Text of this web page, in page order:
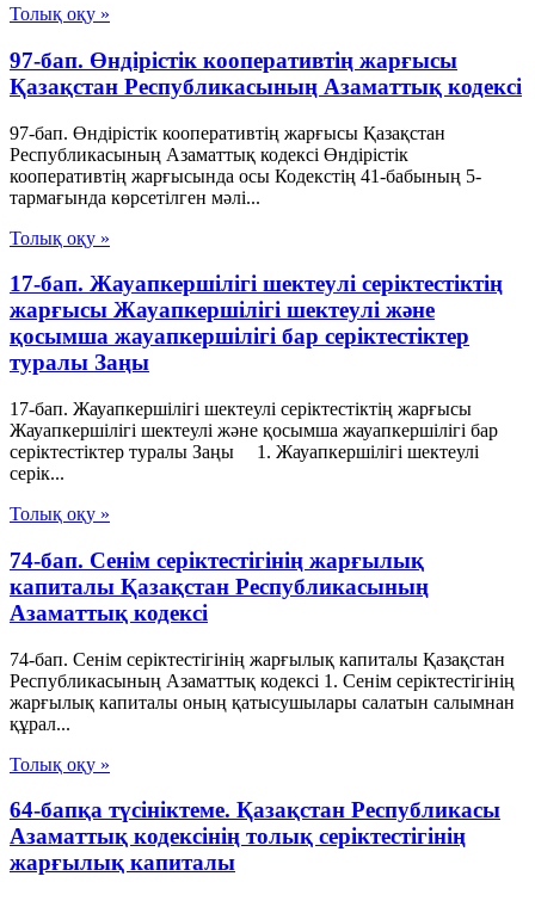
Толық оқу »
97-бап. Өндiрiстiк кооперативтiң жарғысы
Қазақстан Республикасының Азаматтық кодексi
97-бап. Өндiрiстiк кооперативтiң жарғысы Қазақстан
Республикасының Азаматтық кодексi Өндiрiстiк
кооперативтiң жарғысында осы Кодекстiң 41-бабының 5-
тармағында көрсетiлген мәлi...
Толық оқу »
17-бап. Жауапкершілігі шектеулі серіктестіктің
жарғысы Жауапкершілігі шектеулі және
қосымша жауапкершілігі бар серіктестіктер
туралы Заңы
17-бап. Жауапкершілігі шектеулі серіктестіктің жарғысы
Жауапкершілігі шектеулі және қосымша жауапкершілігі бар
серіктестіктер туралы Заңы 1. Жауапкершілігі шектеулі
серік...
Толық оқу »
74-бап. Сенiм серiктестiгiнiң жарғылық
капиталы Қазақстан Республикасының
Азаматтық кодексi
74-бап. Сенiм серiктестiгiнiң жарғылық капиталы Қазақстан
Республикасының Азаматтық кодексi 1. Сенiм серiктестiгiнiң
жарғылық капиталы оның қатысушылары салатын салымнан
құрал...
Толық оқу »
64-бапқа түсініктеме. Қазақстан Республикасы
Азаматтық кодексінің толық серіктестігінің
жарғылық капиталы